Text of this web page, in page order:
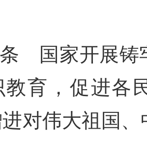
国家开展铸
教育，促进各
对伟大祖国